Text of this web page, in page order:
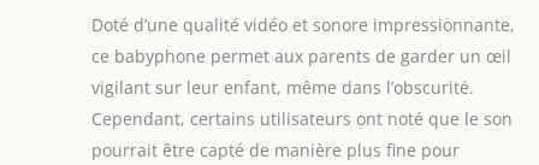
d'ambiance pour
surveiller la
température de la
pièce où se trouve
Doté d’une qualité vidéo et sonore impressionnante,
ce babyphone permet aux parents de garder un œil
vigilant sur leur enfant, même dans l’obscurité.
Cependant, certains utilisateurs ont noté que le son
pourrait être capté de manière plus fine pour